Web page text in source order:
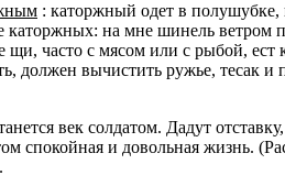
: каторжный одет в
на мне шинель ветром
часто с мясом или с рыбой,
должен вычистить ружье, тесак
век солдатом. Дадут
спокойная и довольная жизнь.